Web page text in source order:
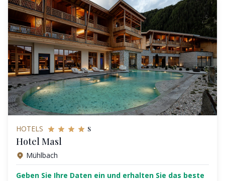
HOTELS s
Hotel Masl
Mühlbach
Geben Sie Ihre Daten ein und erhalten Sie das beste